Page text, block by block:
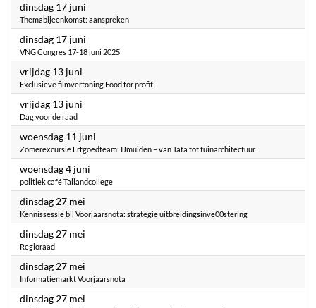
dinsdag 17 juni
Themabijeenkomst: aanspreken
dinsdag 17 juni
VNG Congres 17-18 juni 2025
vrijdag 13 juni
Exclusieve filmvertoning Food for profit
vrijdag 13 juni
Dag voor de raad
woensdag 11 juni
Zomerexcursie Erfgoedteam: IJmuiden – van Tata tot tuinarchitectuur
woensdag 4 juni
politiek café Tallandcollege
dinsdag 27 mei
Kennissessie bij Voorjaarsnota: strategie uitbreidingsinve00stering
dinsdag 27 mei
Regioraad
dinsdag 27 mei
Informatiemarkt Voorjaarsnota
dinsdag 27 mei